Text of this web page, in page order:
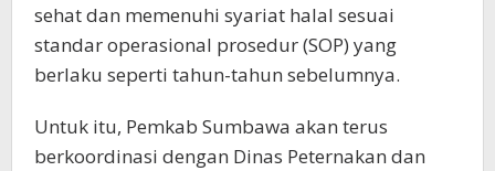
sehat dan memenuhi syariat halal sesuai
standar operasional prosedur (SOP) yang
berlaku seperti tahun-tahun sebelumnya.
Untuk itu, Pemkab Sumbawa akan terus
berkoordinasi dengan Dinas Peternakan dan